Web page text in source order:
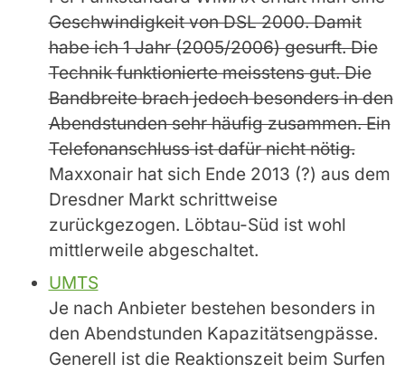
Geschwindigkeit von DSL 2000. Damit
habe ich 1 Jahr (2005/2006) gesurft. Die
Technik funktionierte meisstens gut. Die
Bandbreite brach jedoch besonders in den
Abendstunden sehr häufig zusammen. Ein
Telefonanschluss ist dafür nicht nötig.
Maxxonair hat sich Ende 2013 (?) aus dem
Dresdner Markt schrittweise
zurückgezogen. Löbtau-Süd ist wohl
mittlerweile abgeschaltet.
UMTS
Je nach Anbieter bestehen besonders in
den Abendstunden Kapazitätsengpässe.
Generell ist die Reaktionszeit beim Surfen